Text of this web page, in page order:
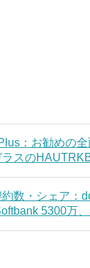
：お勧めの
ラスの
数・シェア：
5300万